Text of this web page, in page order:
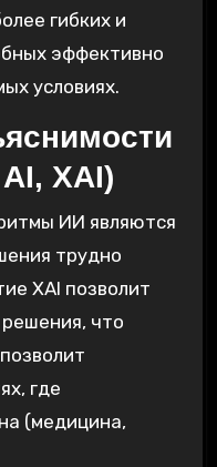
гибких и
эффективно
условиях.
XAI)
ИИ являются
трудно
XAI позволит
что
где
(медицина,